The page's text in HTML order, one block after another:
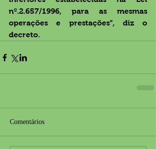
nº.2.657/1996, para as mesmas
operações e prestações”, diz o
decreto.
Comentários